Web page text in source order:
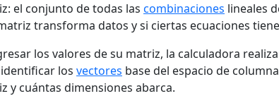
el conjunto de todas las combinaciones lineales
transforma datos y si ciertas ecuaciones
los valores de su matriz, la calculadora
los vectores base del espacio de
y cuántas dimensiones abarca.